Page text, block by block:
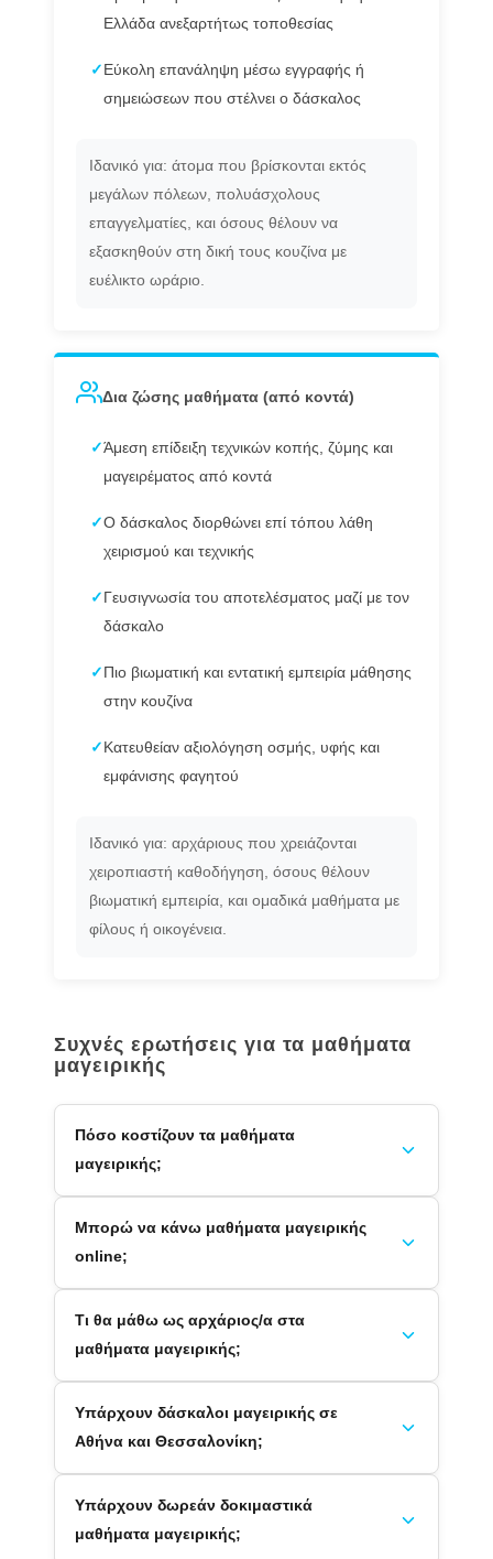
Ελλάδα ανεξαρτήτως τοποθεσίας
✓ Εύκολη επανάληψη μέσω εγγραφής ή
σημειώσεων που στέλνει ο δάσκαλος
Ιδανικό για: άτομα που βρίσκονται εκτός
μεγάλων πόλεων, πολυάσχολους
επαγγελματίες, και όσους θέλουν να
εξασκηθούν στη δική τους κουζίνα με
ευέλικτο ωράριο.
Δια ζώσης μαθήματα (από κοντά)
✓Άμεση επίδειξη τεχνικών κοπής, ζύμης και
μαγειρέματος από κοντά
✓Ο δάσκαλος διορθώνει επί τόπου λάθη
χειρισμού και τεχνικής
✓ Γευσιγνωσία του αποτελέσματος μαζί με τον
δάσκαλο
✓ Πιο βιωματική και εντατική εμπειρία μάθησης
στην κουζίνα
✓ Κατευθείαν αξιολόγηση οσμής, υφής και
εμφάνισης φαγητού
Ιδανικό για: αρχάριους που χρειάζονται
χειροπιαστή καθοδήγηση, όσους θέλουν
βιωματική εμπειρία, και ομαδικά μαθήματα με
φίλους ή οικογένεια.
Συχνές ερωτήσεις για τα μαθήματα
μαγειρικής
Πόσο κοστίζουν τα μαθήματα
μαγειρικής;
Μπορώ να κάνω μαθήματα μαγειρικής
online;
Τι θα μάθω ως αρχάριος/α στα
μαθήματα μαγειρικής;
Υπάρχουν δάσκαλοι μαγειρικής σε
Αθήνα και Θεσσαλονίκη;
Υπάρχουν δωρεάν δοκιμαστικά
μαθήματα μαγειρικής;